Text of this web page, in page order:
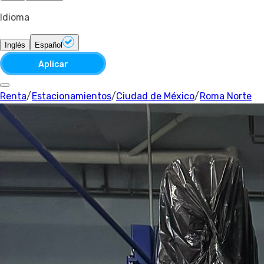
Idioma
Inglés Español
Aplicar
Renta/ Estacionamientos/Ciudad de México/ Roma Norte